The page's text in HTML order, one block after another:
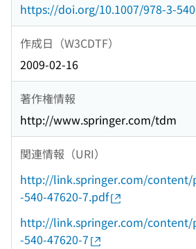
https://doi.org/10.1007/978-3-
作成日（W3CDTF）
2009-02-16
著作権情報
http://www.springer.com/tdm
関連情報（URI）
http://link.springer.com/content/
-540-47620-7.pdf
http://link.springer.com/content/
-540-47620-7